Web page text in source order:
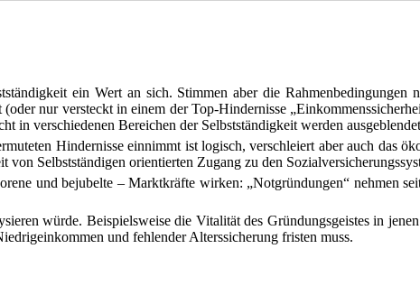
ein Wert an sich. Stimmen aber die Rahmenbedingungen
nur versteckt in einem der Top-Hindernisse
in verschiedenen Bereichen der Selbstständigkeit werden
Hindernisse einnimmt ist logisch, verschleiert aber auch das
Selbstständigen orientierten Zugang zu den
und bejubelte – Marktkräfte wirken: „Notgründungen“ nehmen
würde. Beispielsweise die Vitalität des Gründungsgeistes in
und fehlender Alterssicherung fristen muss.